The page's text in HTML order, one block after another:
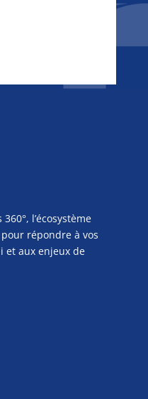
l’écosystème
répondre à vos
et aux enjeux de